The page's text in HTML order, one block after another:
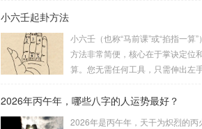
位 2 为上卦后两位...
循严格的步骤。其核心顺序是：定
安十四主星 → 布辅星 → 排四化。
流程与安星诀的依赖关系，可以清
诀（定帝星）这是所有安星的第一步
重要。口诀：紫微天机星逆行，隔
小六壬起卦方法
小六壬（也称“马前课”或“掐指一算
方法非常简便，核心在于掌诀定位
算。您无需任何工具，只需伸出左
与五行属性：大安：位于食指根部，
2026年丙午年，哪些八字的人运势最好？
2026年是丙午年，天干为炽烈的丙